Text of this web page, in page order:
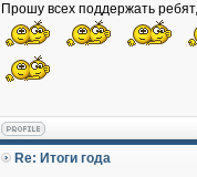
Прошу всех поддержать
Re: Итоги года